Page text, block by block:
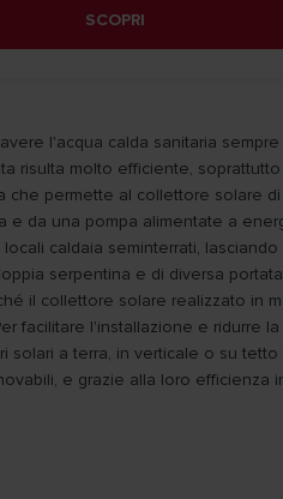
SCOPRI
l'acqua calda sanitaria
molto efficiente,
permette al collettore solare
da una pompa alimentate a
caldaia seminterrati,
serpentina e di diversa
il collettore solare realizzato in
facilitare l'installazione e
a terra, in verticale o su
e grazie alla loro